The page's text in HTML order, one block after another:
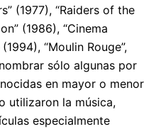
(1977), “Raiders of the
(1986), “Cinema
“Moulin Rouge”,
sólo algunas por
en mayor o menor
utilizaron la música,
especialmente